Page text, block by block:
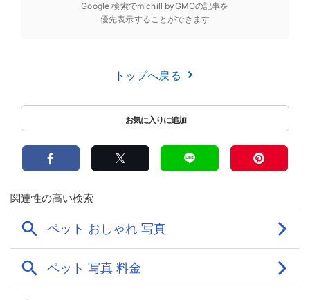
Google 検索でmichill byGMOの記事を
優先表示することができます
トップへ戻る